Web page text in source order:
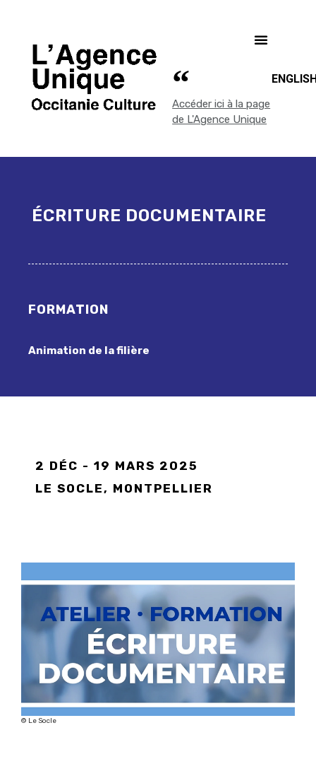
Accéder ici à la page
de L'Agence Unique
ÉCRITURE DOCUMENTAIRE
FORMATION
Animation de la filière
2 DÉC - 19 MARS 2025
LE SOCLE, MONTPELLIER
© Le Socle